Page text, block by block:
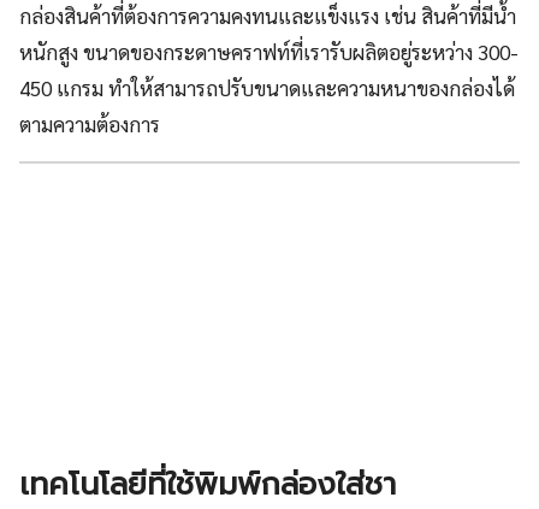
กล่องสินค้าที่ต้องการความคงทนและแข็งแรง เช่น สินค้าที่มีน้ำ
หนักสูง ขนาดของกระดาษคราฟท์ที่เรารับผลิตอยู่ระหว่าง 300-
450 แกรม ทำให้สามารถปรับขนาดและความหนาของกล่องได้
ตามความต้องการ
เทคโนโลยีที่ใช้พิมพ์กล่องใส่ชา